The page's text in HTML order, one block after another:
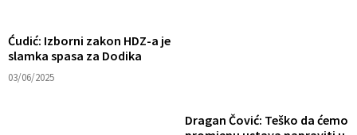
Ćudić: Izborni zakon HDZ-a je
slamka spasa za Dodika
03/06/2025
Dragan Čović: Teško da ćemo